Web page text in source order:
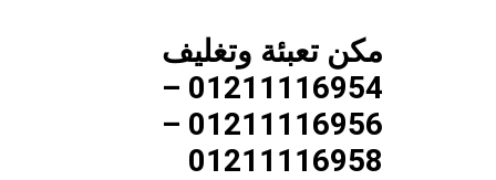
مكن تعبئة وتغليف
01211116954 –
01211116956 –
01211116958